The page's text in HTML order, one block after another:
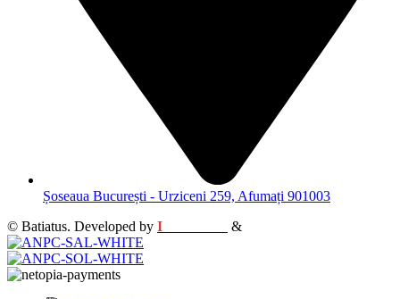
Șoseaua București - Urziceni 259, Afumați 901003
© Batiatus. Developed by I &